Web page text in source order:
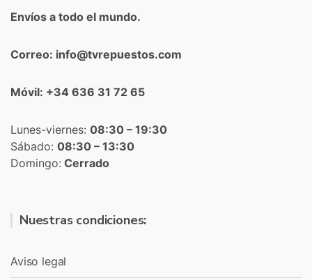
Envíos a todo el mundo.
Correo: info@tvrepuestos.com
Móvil: +34 636 31 72 65
Lunes-viernes: 08:30 – 19:30
Sábado: 08:30 – 13:30
Domingo: Cerrado
Nuestras condiciones:
Aviso legal